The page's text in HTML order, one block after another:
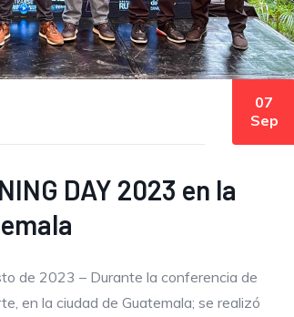
07
Sep
DAY 2023 en la
de 2023 – Durante la conferencia de
en la ciudad de Guatemala; se realizó